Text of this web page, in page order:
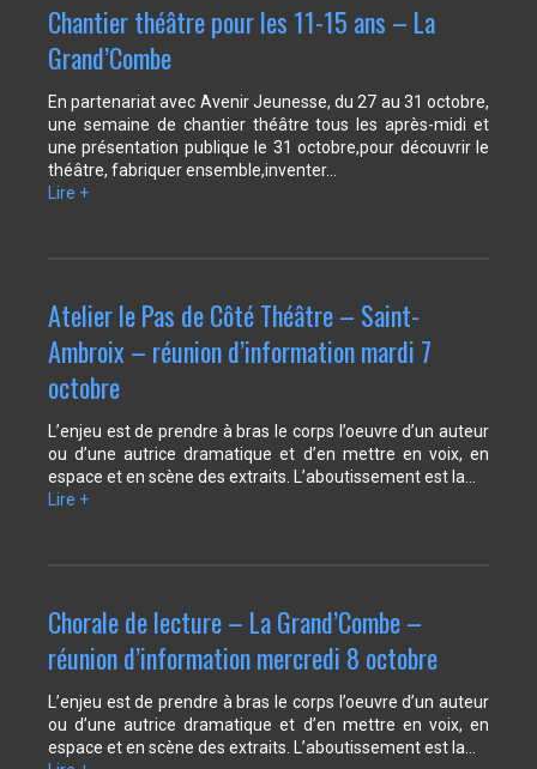
Chantier théâtre pour les 11-15 ans – La
Grand’Combe
En partenariat avec Avenir Jeunesse, du 27 au 31 octobre,
une semaine de chantier théâtre tous les après-midi et
une présentation publique le 31 octobre,pour découvrir le
théâtre, fabriquer ensemble,inventer…
Lire +
Atelier le Pas de Côté Théâtre – Saint-
Ambroix – réunion d’information mardi 7
octobre
L’enjeu est de prendre à bras le corps l’oeuvre d’un auteur
ou d’une autrice dramatique et d’en mettre en voix, en
espace et en scène des extraits. L’aboutissement est la…
Lire +
Chorale de lecture – La Grand’Combe –
réunion d’information mercredi 8 octobre
L’enjeu est de prendre à bras le corps l’oeuvre d’un auteur
ou d’une autrice dramatique et d’en mettre en voix, en
espace et en scène des extraits. L’aboutissement est la…